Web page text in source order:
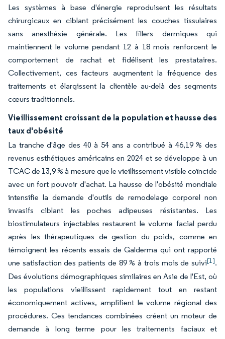
Les systèmes à base d'énergie reproduisent les résultats
chirurgicaux en ciblant précisément les couches tissulaires
sans anesthésie générale. Les fillers dermiques qui
maintiennent le volume pendant 12 à 18 mois renforcent le
comportement de rachat et fidélisent les prestataires.
Collectivement, ces facteurs augmentent la fréquence des
traitements et élargissent la clientèle au-delà des segments
cœurs traditionnels.
Vieillissement croissant de la population et hausse des
taux d'obésité
La tranche d'âge des 40 à 54 ans a contribué à 46,19 % des
revenus esthétiques américains en 2024 et se développe à un
TCAC de 13,9 % à mesure que le vieillissement visible coïncide
avec un fort pouvoir d'achat. La hausse de l'obésité mondiale
intensifie la demande d'outils de remodelage corporel non
invasifs ciblant les poches adipeuses résistantes. Les
biostimulateurs injectables restaurent le volume facial perdu
après les thérapeutiques de gestion du poids, comme en
témoignent les récents essais de Galderma qui ont rapporté
une satisfaction des patients de 89 % à trois mois de suivi[1].
Des évolutions démographiques similaires en Asie de l'Est, où
les populations vieillissent rapidement tout en restant
économiquement actives, amplifient le volume régional des
procédures. Ces tendances combinées créent un moteur de
demande à long terme pour les traitements faciaux et